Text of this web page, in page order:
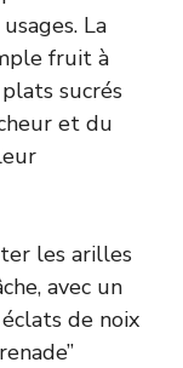
La
fruit à
sucrés
et du
les arilles
avec un
de noix